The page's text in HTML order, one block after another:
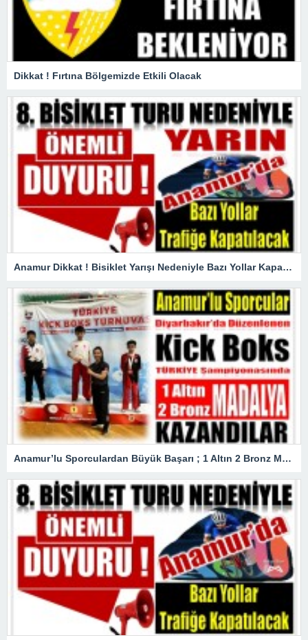
Dikkat ! Fırtına Bölgemizde Etkili Olacak
Anamur Dikkat ! Bisiklet Yarışı Nedeniyle Bazı Yollar Kapanacak
Anamur’lu Sporculardan Büyük Başarı ; 1 Altın 2 Bronz Madalya Kazandılar